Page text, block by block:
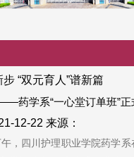
步 “双元育人”谱新篇
药学系“一心堂订单班”正
12-22 来源：
，四川护理职业学院药学